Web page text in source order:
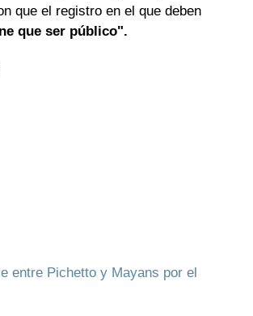
que el registro en el que deben
que ser público".
entre Pichetto y Mayans por el